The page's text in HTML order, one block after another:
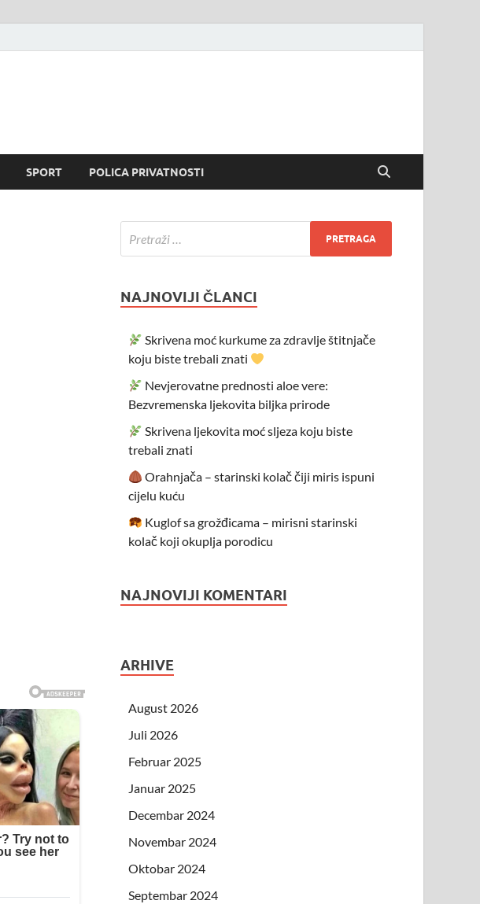
SPORT POLICA PRIVATNOSTI
NAJNOVIJI ČLANCI
Skrivena moć kurkume za zdravlje štitnjače
koju biste trebali znati
Nevjerovatne prednosti aloe vere:
Bezvremenska ljekovita biljka prirode
Skrivena ljekovita moć sljeza koju biste
trebali znati
Orahnjača – starinski kolač čiji miris ispuni
cijelu kuću
Kuglof sa grožđicama – mirisni starinski
kolač koji okuplja porodicu
NAJNOVIJI KOMENTARI
ARHIVE
August 2026
Juli 2026
Februar 2025
Januar 2025
Decembar 2024
Novembar 2024
Oktobar 2024
Septembar 2024